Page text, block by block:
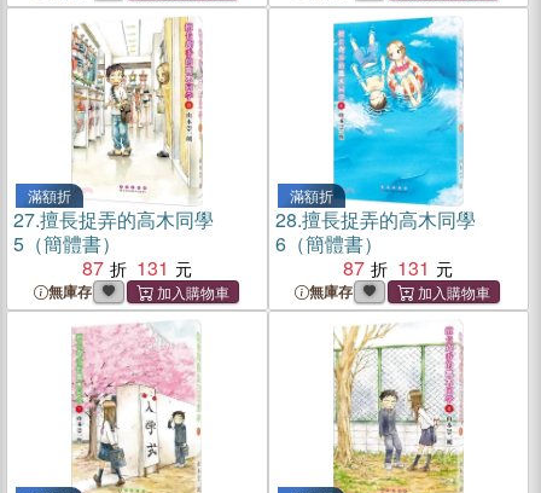
滿額折
27.擅長捉弄的高木同學
5（簡體書）
87
131
無庫存
滿額折
28.擅長捉弄的高木同學
6（簡體書）
87
131
無庫存